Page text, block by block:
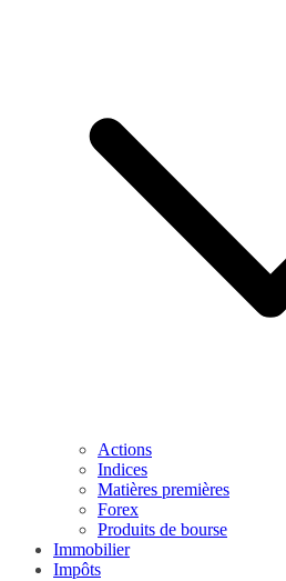
Actions
Indices
Matières premières
Forex
Produits de bourse
Immobilier
Impôts